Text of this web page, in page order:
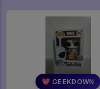
💖 GEEKDOWN